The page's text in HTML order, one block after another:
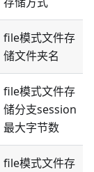
file模式文件存
储文件夹名
file模式文件存
储分支session
最大字节数
file模式文件存